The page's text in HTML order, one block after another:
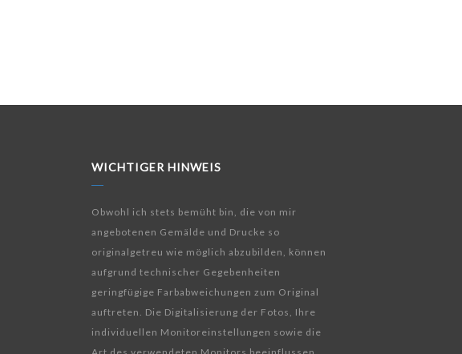
WICHTIGER HINWEIS
Obwohl ich stets bemüht bin, die von mir
angebotenen Gemälde und Drucke so
originalgetreu wie möglich abzubilden, können
aufgrund technischer Gegebenheiten
geringfügige Farbabweichungen zum Original
auftreten. Die Digitalisierung der Fotos, Ihre
individuellen Monitoreinstellungen sowie die